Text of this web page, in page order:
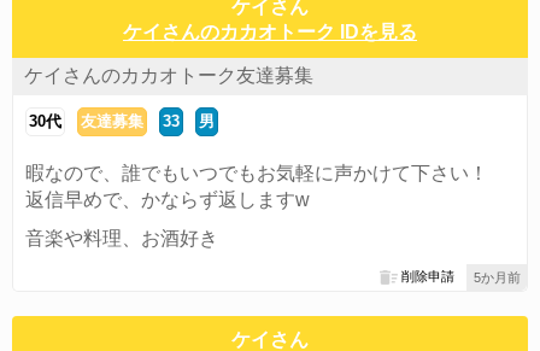
ケイさん
ケイさんのカカオトーク IDを見る
ケイさんのカカオトーク友達募集
30代 友達募集 33 男
暇なので、誰でもいつでもお気軽に声かけて下さい！
返信早めで、かならず返しますw
音楽や料理、お酒好き
5か月前
削除申請
ケイさん